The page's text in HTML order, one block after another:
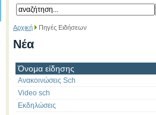
Αρχική Πηγές Ειδήσεων
Νέα
Όνομα είδησης
Ανακοινώσεις Sch
Video sch
Εκδηλώσεις